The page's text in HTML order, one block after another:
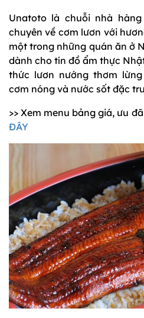
Unatoto là chuỗi nhà
chuyên về cơm lươn với
một trong những quán ăn ở
dành cho tín đồ ẩm thực
thức lươn nướng thơm
cơm nóng và nước sốt đặc
>> Xem menu bảng giá, ưu
ĐÂY